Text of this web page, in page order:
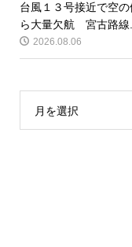
台風１３号接近で空
ら大量欠航 宮古路線...
2026.08.06
月を選択